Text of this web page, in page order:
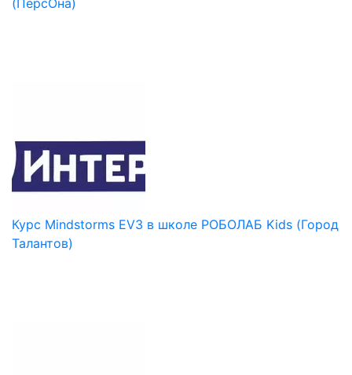
Курс Mindstorms EV3 в школе РОБОЛАБ Kids (Город
Талантов)